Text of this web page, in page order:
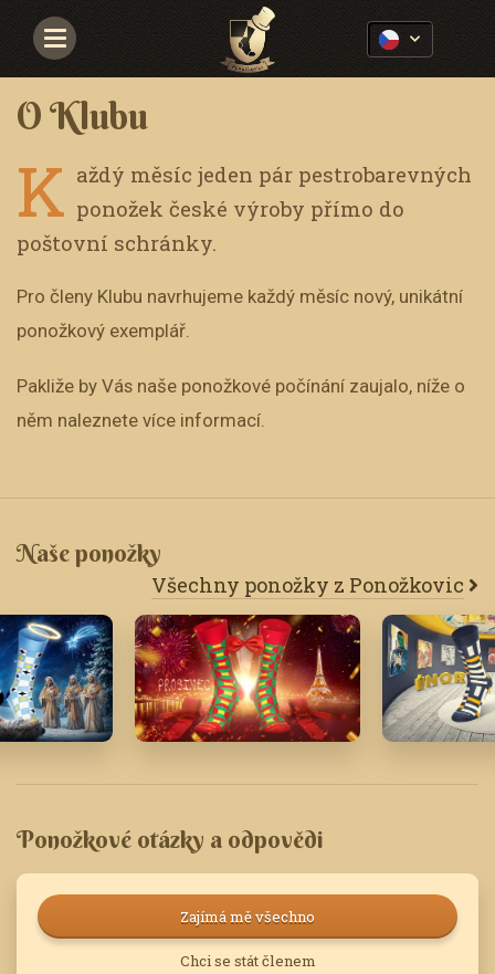
Navigace
O Klubu
K aždý měsíc jeden pár pestrobarevných
ponožek české výroby přímo do
poštovní schránky.
Pro členy Klubu navrhujeme každý měsíc nový, unikátní
ponožkový exemplář.
Pakliže by Vás naše ponožkové počínání zaujalo, níže o
něm naleznete více informací.
Naše ponožky
Všechny ponožky z Ponožkovic
Ponožkové otázky a odpovědi
Zajímá mě všechno
Chci se stát členem